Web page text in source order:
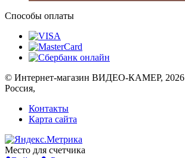
Способы оплаты
© Интернет-магазин ВИДЕО-КАМЕР, 2026
Россия,
Контакты
Карта сайта
Место для счетчика